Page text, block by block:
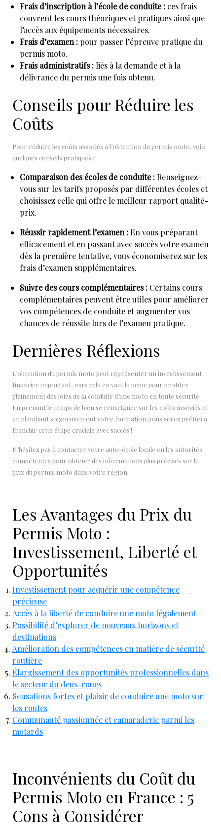
Frais d’inscription à l’école de conduite : ces frais
couvrent les cours théoriques et pratiques ainsi que
l’accès aux équipements nécessaires.
Frais d’examen : pour passer l’épreuve pratique du
permis moto.
Frais administratifs : liés à la demande et à la
délivrance du permis une fois obtenu.
Conseils pour Réduire les
Coûts
Pour réduire les coûts associés à l’obtention du permis moto, voici
quelques conseils pratiques :
Comparaison des écoles de conduite : Renseignez-
vous sur les tarifs proposés par différentes écoles et
choisissez celle qui offre le meilleur rapport qualité-
prix.
Réussir rapidement l’examen :En vous préparant
efficacement et en passant avec succès votre examen
dès la première tentative, vous économiserez sur les
frais d’examen supplémentaires.
Suivre des cours complémentaires : Certains cours
complémentaires peuvent être utiles pour améliorer
vos compétences de conduite et augmenter vos
chances de réussite lors de l’examen pratique.
Dernières Réflexions
L’obtention du permis moto peut représenter un investissement
financier important, mais cela en vaut la peine pour profiter
pleinement des joies de la conduite d’une moto en toute sécurité.
En prenant le temps de bien se renseigner sur les coûts associés et
en planifiant soigneusement votre formation, vous serez prêt(e) à
franchir cette étape cruciale avec succès !
N’hésitez pas à contacter votre auto-école locale ou les autorités
compétentes pour obtenir des informations plus précises sur le
prix du permis moto dans votre région.
Les Avantages du Prix du
Permis Moto :
Investissement, Liberté et
Opportunités
Investissement pour acquérir une compétence
précieuse
Accès à la liberté de conduire une moto légalement
Possibilité d’explorer de nouveaux horizons et
destinations
Amélioration des compétences en matière de sécurité
routière
Élargissement des opportunités professionnelles dans
le secteur du deux-roues
Sensations fortes et plaisir de conduire une moto sur
les routes
Communauté passionnée et camaraderie parmi les
motards
Inconvénients du Coût du
Permis Moto en France : 5
Cons à Considérer